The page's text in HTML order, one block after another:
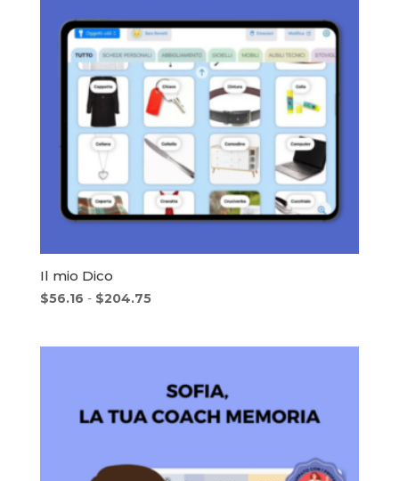
Il mio Dico
$56.16 - $204.75Fascia
$204.75